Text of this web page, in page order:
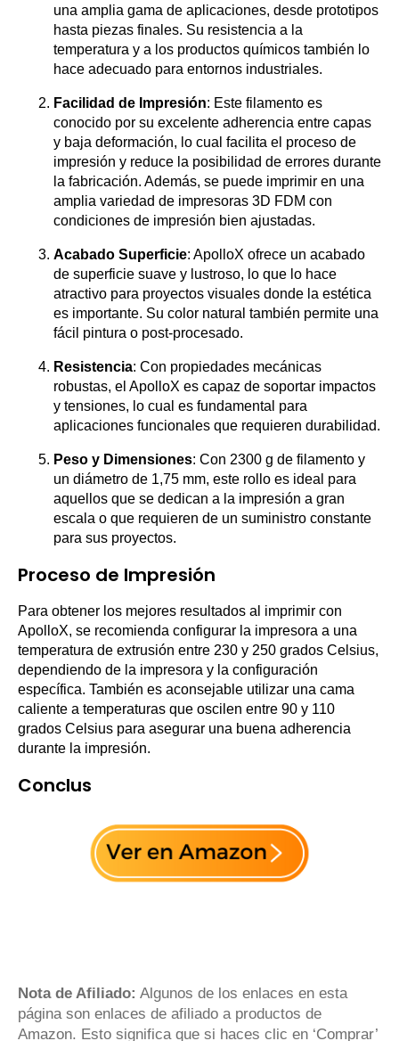
una amplia gama de aplicaciones, desde prototipos
hasta piezas finales. Su resistencia a la
temperatura y a los productos químicos también lo
hace adecuado para entornos industriales.
Facilidad de Impresión: Este filamento es
conocido por su excelente adherencia entre capas
y baja deformación, lo cual facilita el proceso de
impresión y reduce la posibilidad de errores durante
la fabricación. Además, se puede imprimir en una
amplia variedad de impresoras 3D FDM con
condiciones de impresión bien ajustadas.
Acabado Superficie: ApolloX ofrece un acabado
de superficie suave y lustroso, lo que lo hace
atractivo para proyectos visuales donde la estética
es importante. Su color natural también permite una
fácil pintura o post-procesado.
Resistencia: Con propiedades mecánicas
robustas, el ApolloX es capaz de soportar impactos
y tensiones, lo cual es fundamental para
aplicaciones funcionales que requieren durabilidad.
Peso y Dimensiones: Con 2300 g de filamento y
un diámetro de 1,75 mm, este rollo es ideal para
aquellos que se dedican a la impresión a gran
escala o que requieren de un suministro constante
para sus proyectos.
Proceso de Impresión
Para obtener los mejores resultados al imprimir con
ApolloX, se recomienda configurar la impresora a una
temperatura de extrusión entre 230 y 250 grados Celsius,
dependiendo de la impresora y la configuración
específica. También es aconsejable utilizar una cama
caliente a temperaturas que oscilen entre 90 y 110
grados Celsius para asegurar una buena adherencia
durante la impresión.
Conclus
Nota de Afiliado: Algunos de los enlaces en esta
página son enlaces de afiliado a productos de
Amazon. Esto significa que si haces clic en ‘Comprar’